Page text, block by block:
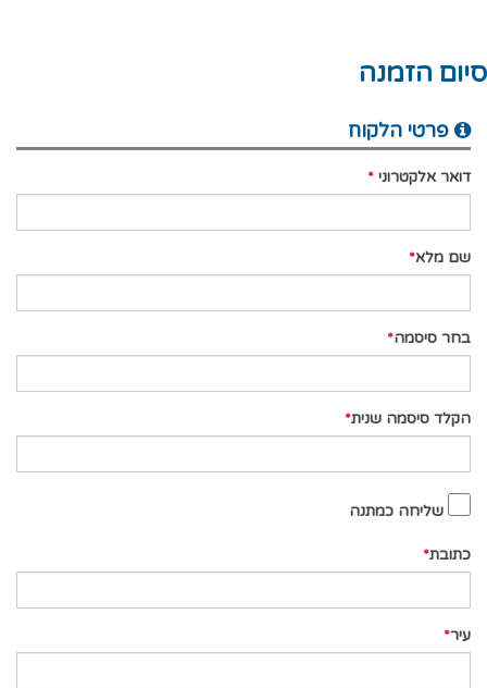
סיום הזמנה
פרטי הלקוח
דואר אלקטרוני
שם מלא
בחר סיסמה
הקלד סיסמה שנית
שליחה כמתנה
כתובת
עיר